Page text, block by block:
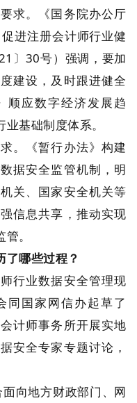
。《国务院办公厅
进注册会计师行业健
〕30号）强调，要加
建设，及时跟进健全
顺应数字经济发展趋
基础制度体系。
《暂行办法》构建
据安全监管机制 ， 明
关、国家安全机关等
信息共享，推动实现
。
了哪些过程？
行业数据安全管理现
同国家网信办起草了
计师事务所开展实地
安全专家专题讨论，
向地方财政部门、网